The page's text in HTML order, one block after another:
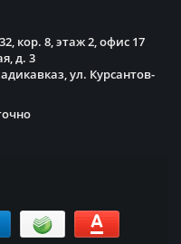
кор. 8, этаж 2, офис 17
д. 3
ул. Курсантов-